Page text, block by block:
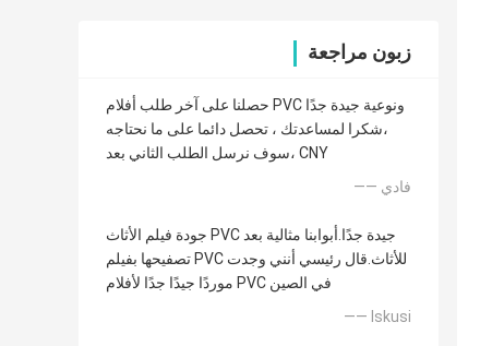
زبون مراجعة
حصلنا على آخر طلب أفلام PVC ونوعية جيدة جدًا
،شكرا لمساعدتك ، تحصل دائما على ما نحتاجه
،سوف نرسل الطلب الثاني بعد CNY
—— فادي
جودة فيلم الأثاث PVC جيدة جدًا.أبوابنا مثالية بعد
تصفيحها بفيلم PVC للأثاث.قال رئيسي أنني وجدت
موردًا جيدًا جدًا لأفلام PVC في الصين
—— Iskusi